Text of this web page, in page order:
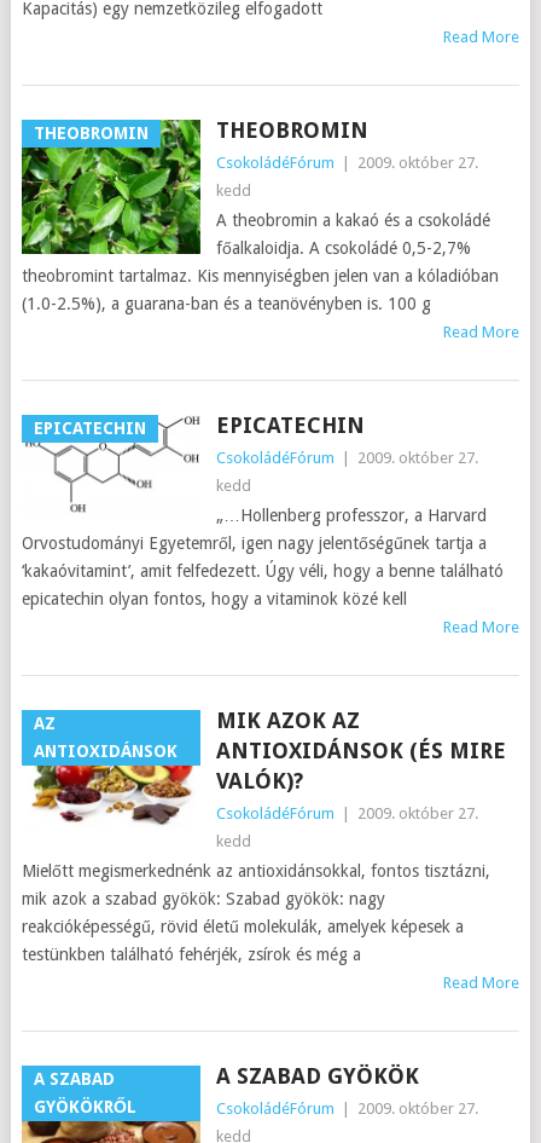
Kapacitás) egy nemzetközileg elfogadott
Read More
THEOBROMIN THEOBROMIN
CsokoládéFórum
2009. október 27.
kedd
A theobromin a kakaó és a csokoládé
főalkaloidja. A csokoládé 0,5-2,7%
theobromint tartalmaz. Kis mennyiségben jelen van a kóladióban
(1.0-2.5%), a guarana-ban és a teanövényben is. 100 g
Read More
EPICATECHIN EPICATECHIN
CsokoládéFórum
2009. október 27.
kedd
„…Hollenberg professzor, a Harvard
Orvostudományi Egyetemről, igen nagy jelentőségűnek tartja a
‘kakaóvitamint’, amit felfedezett. Úgy véli, hogy a benne található
epicatechin olyan fontos, hogy a vitaminok közé kell
Read More
AZ
ANTIOXIDÁNSOK
MIK AZOK AZ
ANTIOXIDÁNSOK (ÉS MIRE
VALÓK)?
CsokoládéFórum
2009. október 27.
kedd
Mielőtt megismerkednénk az antioxidánsokkal, fontos tisztázni,
mik azok a szabad gyökök: Szabad gyökök: nagy
reakcióképességű, rövid életű molekulák, amelyek képesek a
testünkben található fehérjék, zsírok és még a
Read More
A SZABAD
GYÖKÖKRŐL
A SZABAD GYÖKÖK
CsokoládéFórum
2009. október 27.
kedd